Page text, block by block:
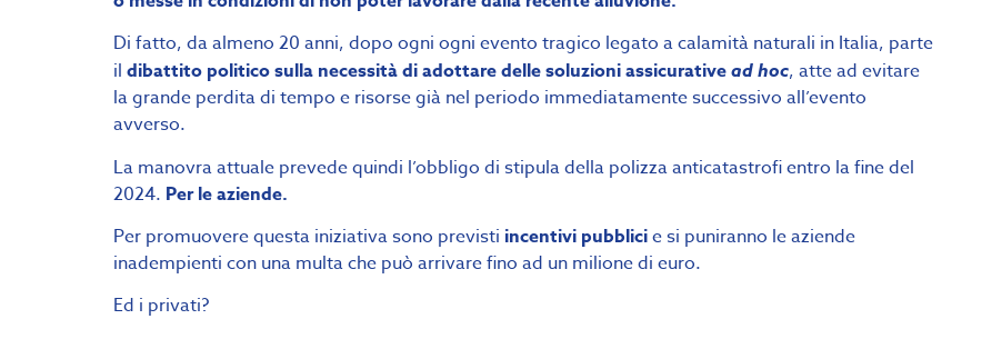
Di fatto, da almeno 20 anni, dopo ogni ogni evento tragico legato a calamità naturali in Italia, parte
il dibattito politico sulla necessità di adottare delle soluzioni assicurativead hoc, atte ad evitare
la grande perdita di tempo e risorse già nel periodo immediatamente successivo all’evento
avverso.
La manovra attuale prevede quindi l’obbligo di stipula della polizza anticatastrofi entro la fine del
2024. Per le aziende.
Per promuovere questa iniziativa sono previsti incentivi pubblicie si puniranno le aziende
inadempienti con una multa che può arrivare fino ad un milione di euro.
Ed i privati?